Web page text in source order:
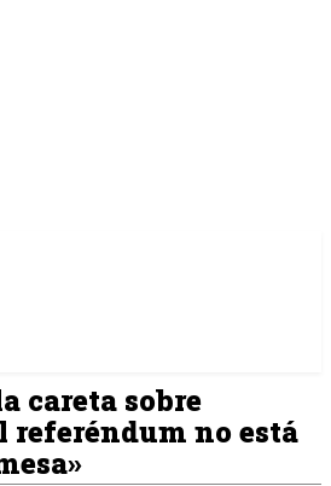
careta sobre
referéndum no está